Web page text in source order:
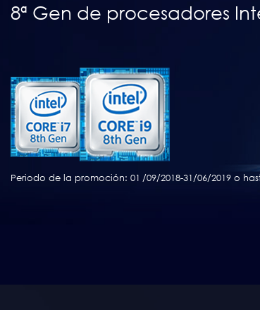
8ª Gen de procesadores
Periodo de la promoción: 01 /09/2018-31/06/2019 o